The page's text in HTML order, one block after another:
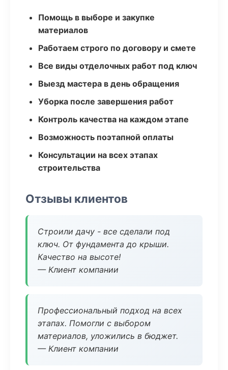
Помощь в выборе и закупке
материалов
Работаем строго по договору и смете
Все виды отделочных работ под ключ
Выезд мастера в день обращения
Уборка после завершения работ
Контроль качества на каждом этапе
Возможность поэтапной оплаты
Консультации на всех этапах
строительства
Отзывы клиентов
Строили дачу - все сделали под
ключ. От фундамента до крыши.
Качество на высоте!
— Клиент компании
Профессиональный подход на всех
этапах. Помогли с выбором
материалов, уложились в бюджет.
— Клиент компании